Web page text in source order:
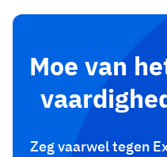
Moe van
Zeg vaarwel tegen